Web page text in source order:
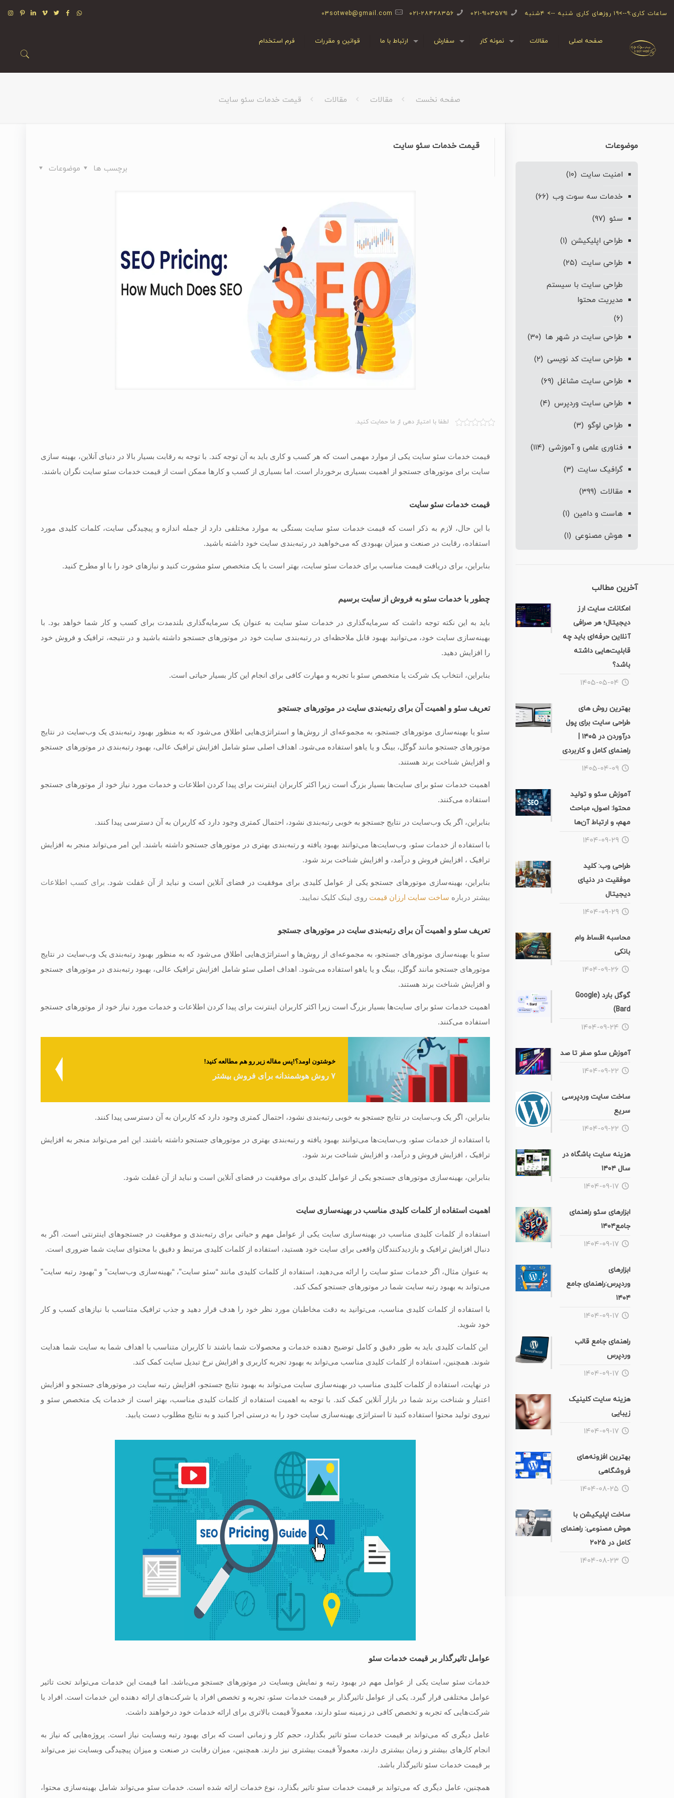
ساعات کاری:۹-->۱۹ روزهای کاری شنبه --> ۴شنبه ۰۲۱-۹۱۰۳۵۷۹۱ ۰۲۱-۲۸۴۲۸۳۵۶ 03sotweb@gmail.com
صفحه اصلی مقالات نمونه کار سفارش ارتباط با ما قوانین و مقررات فرم استخدام
صفحه نخست مقالات مقالات قیمت خدمات سئو سایت
قیمت خدمات سئو سایت
موضوعات برچسب ها
لطفا با امتیاز دهی از ما حمایت کنید.
قیمت خدمات سئو سایت یکی از موارد مهمی است که هر کسب و کاری باید به آن توجه کند. با توجه به رقابت بسیار بالا در دنیای آنلاین، بهینه سازی
سایت برای موتورهای جستجو از اهمیت بسیاری برخوردار است. اما بسیاری از کسب و کارها ممکن است از قیمت خدمات سئو سایت نگران باشند.
قیمت خدمات سئو سایت
با این حال، لازم به ذکر است که قیمت خدمات سئو سایت بستگی به موارد مختلفی دارد از جمله اندازه و پیچیدگی سایت، کلمات کلیدی مورد
استفاده، رقابت در صنعت و میزان بهبودی که می‌خواهید در رتبه‌بندی سایت خود داشته باشید.
بنابراین، برای دریافت قیمت مناسب برای خدمات سئو سایت، بهتر است با یک متخصص سئو مشورت کنید و نیازهای خود را با او مطرح کنید.
چطور با خدمات سئو به فروش از سایت برسیم
باید به این نکته توجه داشت که سرمایه‌گذاری در خدمات سئو سایت به عنوان یک سرمایه‌گذاری بلندمدت برای کسب و کار شما خواهد بود. با
بهینه‌سازی سایت خود، می‌توانید بهبود قابل ملاحظه‌ای در رتبه‌بندی سایت خود در موتورهای جستجو داشته باشید و در نتیجه، ترافیک و فروش خود
را افزایش دهید.
بنابراین، انتخاب یک شرکت یا متخصص سئو با تجربه و مهارت کافی برای انجام این کار بسیار حیاتی است.
تعریف سئو و اهمیت آن برای رتبه‌بندی سایت در موتورهای جستجو
سئو یا بهینه‌سازی موتورهای جستجو، به مجموعه‌ای از روش‌ها و استراتژی‌هایی اطلاق می‌شود که به منظور بهبود رتبه‌بندی یک وب‌سایت در نتایج
موتورهای جستجو مانند گوگل، بینگ و یا یاهو استفاده می‌شود. اهداف اصلی سئو شامل افزایش ترافیک عالی، بهبود رتبه‌بندی در موتورهای جستجو
و افزایش شناخت برند هستند.
اهمیت خدمات سئو برای سایت‌ها بسیار بزرگ است زیرا اکثر کاربران اینترنت برای پیدا کردن اطلاعات و خدمات مورد نیاز خود از موتورهای جستجو
استفاده می‌کنند.
بنابراین، اگر یک وب‌سایت در نتایج جستجو به خوبی رتبه‌بندی نشود، احتمال کمتری وجود دارد که کاربران به آن دسترسی پیدا کنند.
با استفاده از خدمات سئو، وب‌سایت‌ها می‌توانند بهبود یافته و رتبه‌بندی بهتری در موتورهای جستجو داشته باشند. این امر می‌تواند منجر به افزایش
ترافیک ، افزایش فروش و درآمد، و افزایش شناخت برند شود.
بنابراین، بهینه‌سازی موتورهای جستجو یکی از عوامل کلیدی برای موفقیت در فضای آنلاین است و نباید از آن غفلت شود. برای کسب اطلاعات
بیشتر درباره ساخت سایت ارزان قیمت روی لینک کلیک نمایید.
تعریف سئو و اهمیت آن برای رتبه‌بندی سایت در موتورهای جستجو
سئو یا بهینه‌سازی موتورهای جستجو، به مجموعه‌ای از روش‌ها و استراتژی‌هایی اطلاق می‌شود که به منظور بهبود رتبه‌بندی یک وب‌سایت در نتایج
موتورهای جستجو مانند گوگل، بینگ و یا یاهو استفاده می‌شود. اهداف اصلی سئو شامل افزایش ترافیک عالی، بهبود رتبه‌بندی در موتورهای جستجو
و افزایش شناخت برند هستند.
اهمیت خدمات سئو برای سایت‌ها بسیار بزرگ است زیرا اکثر کاربران اینترنت برای پیدا کردن اطلاعات و خدمات مورد نیاز خود از موتورهای جستجو
استفاده می‌کنند.
خوشتون اومد؟!پس مقاله زیر رو هم مطالعه کنید!
۷ روش هوشمندانه برای فروش بیشتر
بنابراین، اگر یک وب‌سایت در نتایج جستجو به خوبی رتبه‌بندی نشود، احتمال کمتری وجود دارد که کاربران به آن دسترسی پیدا کنند.
با استفاده از خدمات سئو، وب‌سایت‌ها می‌توانند بهبود یافته و رتبه‌بندی بهتری در موتورهای جستجو داشته باشند. این امر می‌تواند منجر به افزایش
ترافیک ، افزایش فروش و درآمد، و افزایش شناخت برند شود.
بنابراین، بهینه‌سازی موتورهای جستجو یکی از عوامل کلیدی برای موفقیت در فضای آنلاین است و نباید از آن غفلت شود.
اهمیت استفاده از کلمات کلیدی مناسب در بهینه‌سازی سایت
استفاده از کلمات کلیدی مناسب در بهینه‌سازی سایت یکی از عوامل مهم و حیاتی برای رتبه‌بندی و موفقیت در جستجوهای اینترنتی است. اگر به
دنبال افزایش ترافیک و بازدیدکنندگان واقعی برای سایت خود هستید، استفاده از کلمات کلیدی مرتبط و دقیق با محتوای سایت شما ضروری است.
به عنوان مثال، اگر خدمات سئو سایت را ارائه می‌دهید، استفاده از کلمات کلیدی مانند “سئو سایت”، “بهینه‌سازی وب‌سایت” و “بهبود رتبه سایت”
می‌تواند به بهبود رتبه سایت شما در موتورهای جستجو کمک کند.
با استفاده از کلمات کلیدی مناسب، می‌توانید به دقت مخاطبان مورد نظر خود را هدف قرار دهید و جذب ترافیک متناسب با نیازهای کسب و کار
خود شوید.
این کلمات کلیدی باید به طور دقیق و کامل توضیح دهنده خدمات و محصولات شما باشند تا کاربران متناسب با اهداف شما به سایت شما هدایت
شوند. همچنین، استفاده از کلمات کلیدی مناسب می‌تواند به بهبود تجربه کاربری و افزایش نرخ تبدیل سایت کمک کند.
در نهایت، استفاده از کلمات کلیدی مناسب در بهینه‌سازی سایت می‌تواند به بهبود نتایج جستجو، افزایش رتبه سایت در موتورهای جستجو و افزایش
اعتبار و شناخت برند شما در بازار آنلاین کمک کند. با توجه به اهمیت استفاده از کلمات کلیدی مناسب، بهتر است از خدمات یک متخصص سئو و
نیروی تولید محتوا استفاده کنید تا استراتژی بهینه‌سازی سایت خود را به درستی اجرا کنید و به نتایج مطلوب دست یابید.
عوامل تاثیرگذار بر قیمت خدمات سئو
خدمات سئو سایت یکی از عوامل مهم در بهبود رتبه و نمایش وبسایت در موتورهای جستجو می‌باشد. اما قیمت این خدمات می‌تواند تحت تاثیر
عوامل مختلفی قرار گیرد. یکی از عوامل تاثیرگذار بر قیمت خدمات سئو، تجربه و تخصص افراد یا شرکت‌های ارائه دهنده این خدمات است. افراد یا
شرکت‌هایی که تجربه و تخصص کافی در زمینه سئو دارند، معمولاً قیمت بالاتری برای ارائه خدمات خود درخواهند داشت.
عامل دیگری که می‌تواند بر قیمت خدمات سئو تاثیر بگذارد، حجم کار و زمانی است که برای بهبود رتبه وبسایت نیاز است. پروژه‌هایی که نیاز به
انجام کارهای بیشتر و زمان بیشتری دارند، معمولاً قیمت بیشتری نیز دارند. همچنین، میزان رقابت در صنعت و میزان پیچیدگی وبسایت نیز می‌تواند
بر قیمت خدمات سئو تاثیرگذار باشد.
همچنین، عامل دیگری که می‌تواند بر قیمت خدمات سئو تاثیر بگذارد، نوع خدمات ارائه شده است. خدمات سئو می‌تواند شامل بهینه‌سازی محتوا،
موضوعات
امنیت سایت (۱۰)
خدمات سه سوت وب (۶۶)
سئو (۹۷)
طراحی اپلیکیشن (۱)
طراحی سایت (۲۵)
طراحی سایت با سیستم
مدیریت محتوا
(۶)
طراحی سایت در شهر ها (۳۰)
طراحی سایت کد نویسی (۲)
طراحی سایت مشاغل (۶۹)
طراحی سایت وردپرس (۴)
طراحی لوگو (۳)
فناوری علمی و آموزشی (۱۱۴)
گرافیک سایت (۳)
مقالات (۳۹۹)
هاست و دامین (۱)
هوش مصنوعی (۱)
آخرین مطالب
امکانات سایت ارز
دیجیتال؛ هر صرافی
آنلاین حرفه‌ای باید چه
قابلیت‌هایی داشته
باشد؟
۱۴۰۵-۰۵-۰۴
بهترین روش های
طراحی سایت برای پول
درآوردن در ۱۴۰۵ |
راهنمای کامل و کاربردی
۱۴۰۵-۰۴-۰۹
آموزش سئو و تولید
محتوا: اصول، مباحث
مهم، و ارتباط آن‌ها
۱۴۰۴-۰۹-۲۹
طراحی وب: کلید
موفقیت در دنیای
دیجیتال
۱۴۰۴-۰۹-۲۹
محاسبه اقساط وام
بانکی
۱۴۰۴-۰۹-۲۶
گوگل بارد (Google
Bard)
۱۴۰۴-۰۹-۲۴
آموزش سئو صفر تا صد
۱۴۰۴-۰۹-۲۲
ساخت سایت وردپرسی
سریع
۱۴۰۴-۰۹-۲۲
هزینه سایت باشگاه در
سال ۱۴۰۴
۱۴۰۴-۰۹-۱۷
ابزارهای سئو راهنمای
جامع۱۴۰۴
۱۴۰۴-۰۹-۱۷
ابزارهای
وردپرس:راهنمای جامع
۱۴۰۴
۱۴۰۴-۰۹-۱۷
راهنمای جامع قالب
وردپرس
۱۴۰۴-۰۹-۱۷
هزینه سایت کلینیک
زیبایی
۱۴۰۴-۰۹-۱۷
بهترین افزونه‌های
فروشگاهی
۱۴۰۴-۰۸-۲۵
ساخت اپلیکیشن با
هوش مصنوعی: راهنمای
کامل در ۲۰۲۵
۱۴۰۴-۰۸-۲۳